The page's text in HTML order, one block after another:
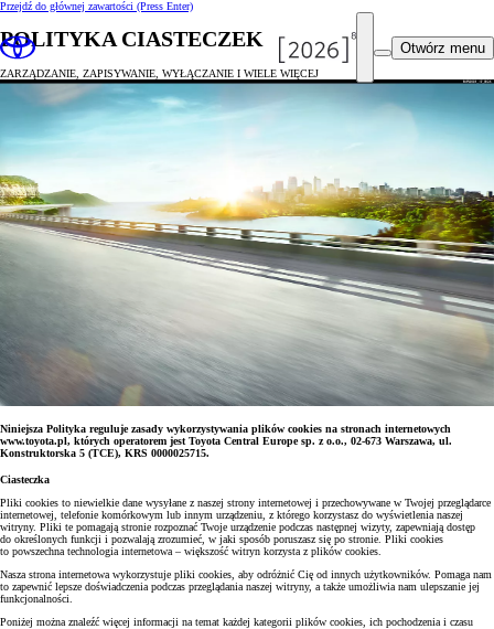
Przejdź do głównej zawartości (Press Enter)
Otwórz menu
POLITYKA CIASTECZEK
ZARZĄDZANIE, ZAPISYWANIE, WYŁĄCZANIE I WIELE WIĘCEJ
Niniejsza Polityka reguluje zasady wykorzystywania plików cookies na stronach internetowych
www.toyota.pl, których operatorem jest Toyota Central Europe sp. z o.o., 02-673 Warszawa, ul.
Konstruktorska 5 (TCE), KRS 0000025715.
Ciasteczka
Pliki cookies to niewielkie dane wysyłane z naszej strony internetowej i przechowywane w Twojej przeglądarce
internetowej, telefonie komórkowym lub innym urządzeniu, z którego korzystasz do wyświetlenia naszej
witryny. Pliki te pomagają stronie rozpoznać Twoje urządzenie podczas następnej wizyty, zapewniają dostęp
do określonych funkcji i pozwalają zrozumieć, w jaki sposób poruszasz się po stronie. Pliki cookies
to powszechna technologia internetowa – większość witryn korzysta z plików cookies.
Nasza strona internetowa wykorzystuje pliki cookies, aby odróżnić Cię od innych użytkowników. Pomaga nam
to zapewnić lepsze doświadczenia podczas przeglądania naszej witryny, a także umożliwia nam ulepszanie jej
funkcjonalności.
Poniżej można znaleźć więcej informacji na temat każdej kategorii plików cookies, ich pochodzenia i czasu